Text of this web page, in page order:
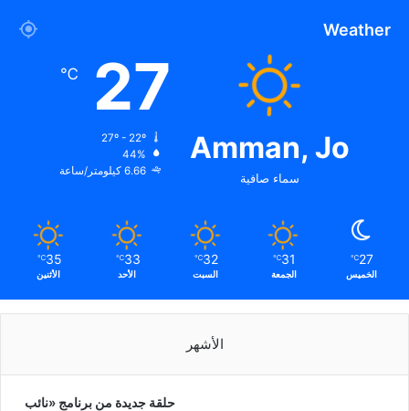
Weather
Amman, Jo
سماء صافية
27
℃
44%
6.66 كيلومتر/ساعة
27
℃
الخميس
31
℃
الجمعة
32
℃
السبت
33
℃
الأحد
35
℃
الأثنين
الأشهر
حلقة جديدة من برنامج «نائب